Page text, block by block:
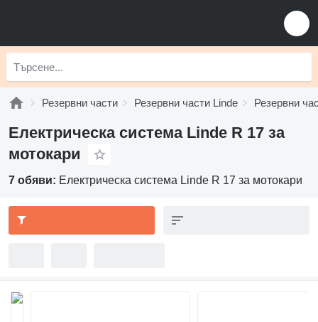
Резервни части Резервни части Linde Резервни
Електрическа система Linde R 17 за
мотокари
7 обяви: Електрическа система Linde R 17 за мотокари